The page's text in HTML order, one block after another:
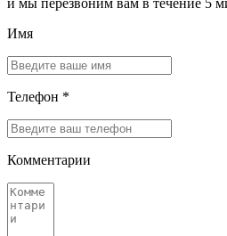
Имя
Телефон *
Комментарии